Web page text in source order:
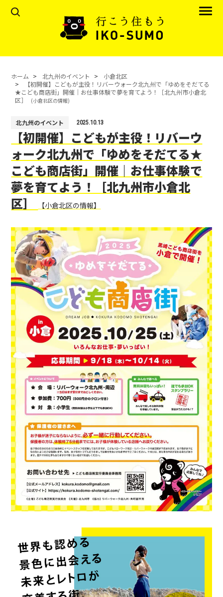
ホーム 北九州のイベント
小倉北区
【初開催】こどもが主役！リバーウォーク北九州で「ゆめをそだてる
★こども商店街」開催｜お仕事体験で夢を育てよう！［北九州市小倉北
区］
(小倉北区の情報)
北九州のイベント 2025.10.13
【初開催】こどもが主役！リバーウ
ォーク北九州で「ゆめをそだてる★
こども商店街」開催｜お仕事体験で
夢を育てよう！［北九州市小倉北
区］
【小倉北区の情報】